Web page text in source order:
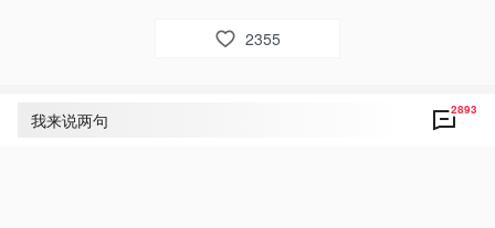
2355
评论2893
我来说两句 2893